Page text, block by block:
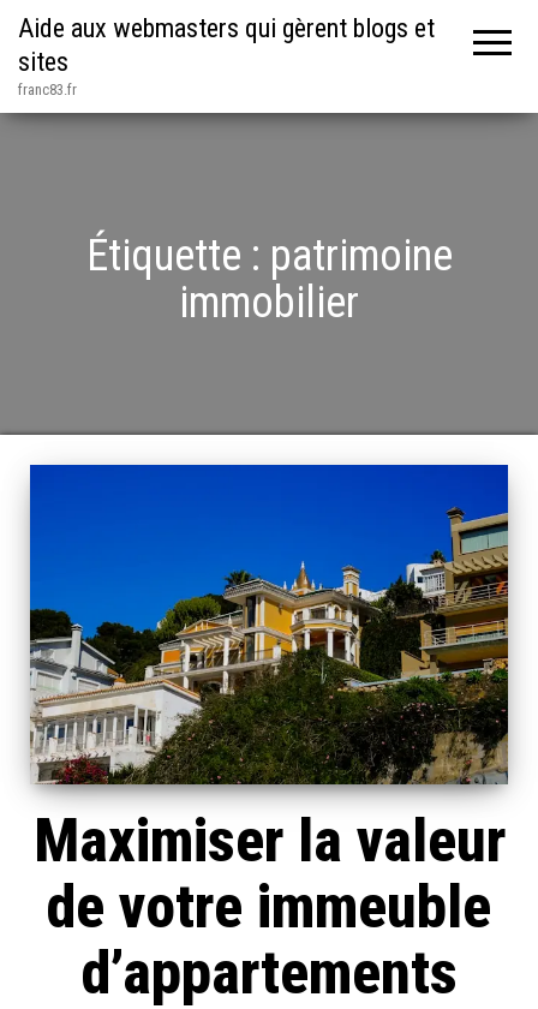
Aide aux webmasters qui gèrent blogs et
sites
franc83.fr
Étiquette : patrimoine
immobilier
Maximiser la valeur
de votre immeuble
d’appartements